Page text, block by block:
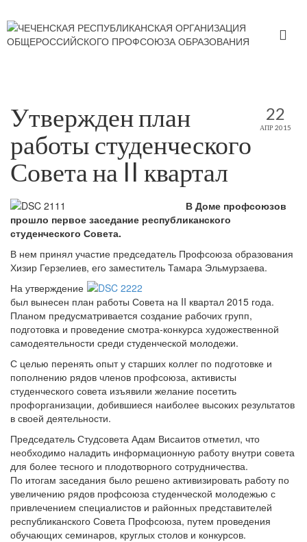
22
АПР 2015
Утвержден план
работы студенческого
Совета на II квартал
В Доме профсоюзов
прошло первое заседание республиканского
студенческого Совета.
В нем принял участие председатель Профсоюза образования
Хизир Герзелиев, его заместитель Тамара Эльмурзаева.
На утверждение
был вынесен план работы Совета на II квартал 2015 года.
Планом предусматривается создание рабочих групп,
подготовка и проведение смотра-конкурса художественной
самодеятельности среди студенческой молодежи.
С целью перенять опыт у старших коллег по подготовке и
пополнению рядов членов профсоюза, активисты
студенческого совета изъявили желание посетить
профорганизации, добившиеся наиболее высоких результатов
в своей деятельности.
Председатель Студсовета Адам Висаитов отметил, что
необходимо наладить информационную работу внутри совета
для более тесного и плодотворного сотрудничества.
По итогам заседания было решено активизировать работу по
увеличению рядов профсоюза студенческой молодежью с
привлечением специалистов и районных представителей
республиканского Совета Профсоюза, путем проведения
обучающих семинаров, круглых столов и конкурсов.